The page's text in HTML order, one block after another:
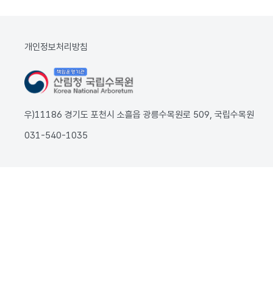
개인정보처리방침
우)11186 경기도 포천시 소흘읍 광릉수목원로 509, 국립수목원
031-540-1035